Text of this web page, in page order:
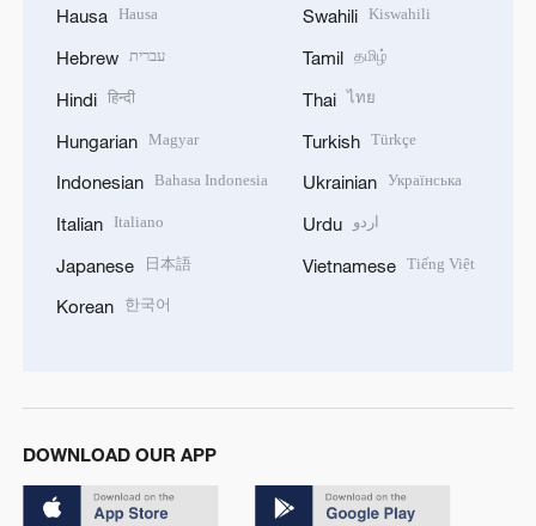
Hausa Hausa
Hebrew עברית
Hindi हिन्दी
Hungarian Magyar
Indonesian Bahasa Indonesia
Italian Italiano
Japanese 日本語
Korean 한국어
Swahili Kiswahili
Tamil தமிழ்
Thai ไทย
Turkish Türkçe
Ukrainian Українська
Urdu اردو
Vietnamese Tiếng Việt
DOWNLOAD OUR APP